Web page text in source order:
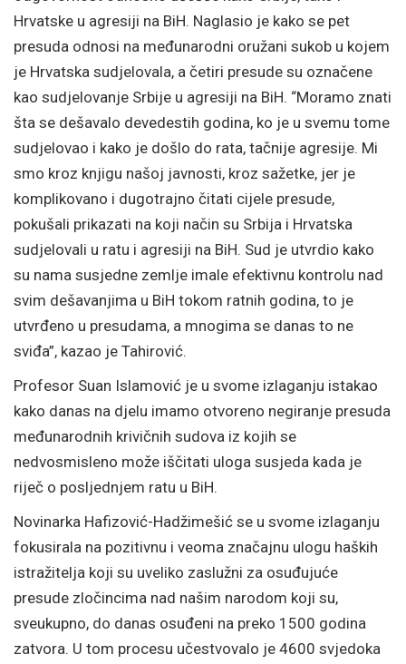
Hrvatske u agresiji na BiH. Naglasio je kako se pet
presuda odnosi na međunarodni oružani sukob u kojem
je Hrvatska sudjelovala, a četiri presude su označene
kao sudjelovanje Srbije u agresiji na BiH. “Moramo znati
šta se dešavalo devedestih godina, ko je u svemu tome
sudjelovao i kako je došlo do rata, tačnije agresije. Mi
smo kroz knjigu našoj javnosti, kroz sažetke, jer je
komplikovano i dugotrajno čitati cijele presude,
pokušali prikazati na koji način su Srbija i Hrvatska
sudjelovali u ratu i agresiji na BiH. Sud je utvrdio kako
su nama susjedne zemlje imale efektivnu kontrolu nad
svim dešavanjima u BiH tokom ratnih godina, to je
utvrđeno u presudama, a mnogima se danas to ne
sviđa”, kazao je Tahirović.
Profesor Suan Islamović je u svome izlaganju istakao
kako danas na djelu imamo otvoreno negiranje presuda
međunarodnih krivičnih sudova iz kojih se
nedvosmisleno može iščitati uloga susjeda kada je
riječ o posljednjem ratu u BiH.
Novinarka Hafizović-Hadžimešić se u svome izlaganju
fokusirala na pozitivnu i veoma značajnu ulogu haških
istražitelja koji su uveliko zaslužni za osuđujuće
presude zločincima nad našim narodom koji su,
sveukupno, do danas osuđeni na preko 1500 godina
zatvora. U tom procesu učestvovalo je 4600 svjedoka